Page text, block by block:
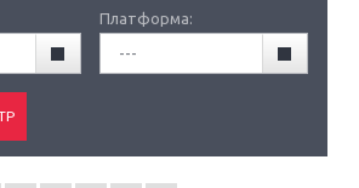
Платформа:
---